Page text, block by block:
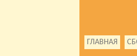
ГЛАВНАЯ